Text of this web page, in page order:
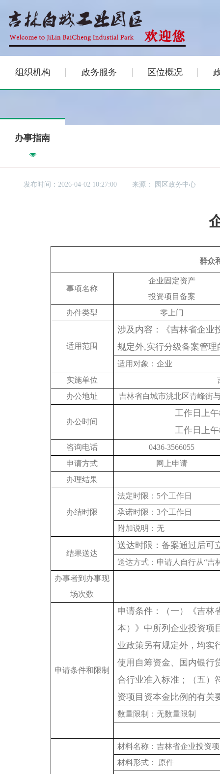
组织机构 政务服务 区位概况
办事指南
发布时间：2026-04-02 10:27:00 来源： 园区政务中心
群众
事项名称
企业固定资产
投资项目备案
办件类型
零上门
适用范围
涉及内容：《吉林省企业
规定外,实行分级备案管理
适用对象：企业
实施单位
办公地址
吉林省白城市洮北区青峰街
办公时间
工作日上午
工作日上午
咨询电话
0436-3566055
申请方式
网上申请
办理结果
办结时限
法定时限： 5个工作日
承诺时限：3个工作日
附加说明：无
结果送达
送达时限：备案通过后可
送达方式：申请人自行从“吉
办事者到办事现
场次数
申请条件和限制
申请条件：（一）《吉林
本）》中所列企业投资项
业政策另有规定外，均实
使用自筹资金、国内银行
合行业准入标准；（五）
资项目资本金比例的有关
数量限制：无数量限制
材料名称：吉林省企业投资
材料形式：
原件